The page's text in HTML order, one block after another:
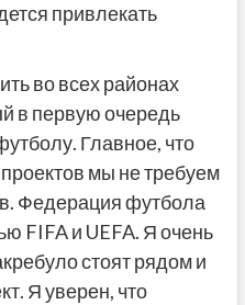
привлекать
во всех районах
в первую очередь
Главное, что
мы не требуем
Федерация футбола
FIFA и UEFA. Я очень
стоят рядом и
Я уверен, что